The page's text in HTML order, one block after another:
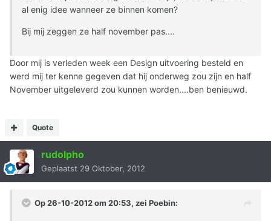
al enig idee wanneer ze binnen komen?
Bij mij zeggen ze half november pas....
Door mij is verleden week een Design uitvoering besteld en
werd mij ter kenne gegeven dat hij onderweg zou zijn en half
November uitgeleverd zou kunnen worden....ben benieuwd.
Quote
rudolpho
Geplaatst 29 Oktober, 2012
Op 26-10-2012 om 20:53, zei Poebin: